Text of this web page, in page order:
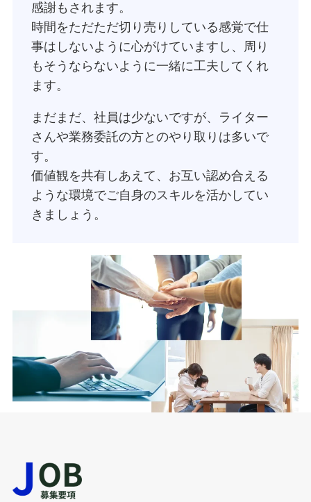
感謝もされます。
時間をただただ切り売りしている感覚で仕
事はしないように心がけていますし、周り
もそうならないように一緒に工夫してくれ
ます。
まだまだ、社員は少ないですが、ライター
さんや業務委託の方とのやり取りは多いで
す。
価値観を共有しあえて、お互い認め合える
ような環境でご自身のスキルを活かしてい
きましょう。